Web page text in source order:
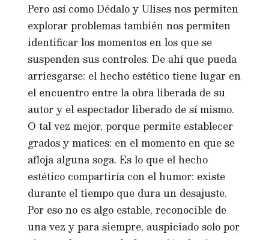
Pero así como Dédalo y Ulises nos permiten
explorar problemas también nos permiten
identificar los momentos en los que se
suspenden sus controles. De ahí que pueda
arriesgarse: el hecho estético tiene lugar en
el encuentro entre la obra liberada de su
autor y el espectador liberado de sí mismo.
O tal vez mejor, porque permite establecer
grados y matices: en el momento en que se
afloja alguna soga. Es lo que el hecho
estético compartiría con el humor: existe
durante el tiempo que dura un desajuste.
Por eso no es algo estable, reconocible de
una vez y para siempre, auspiciado solo por